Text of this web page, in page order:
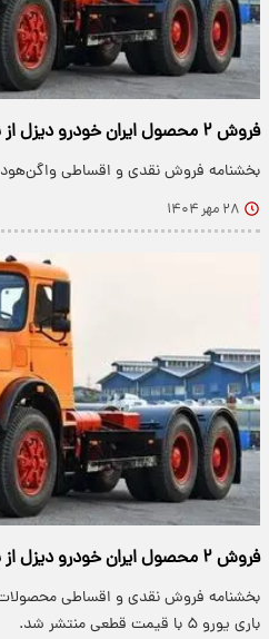
فروش ۲ محصول ایران خودرو دیزل از سه‌شنبه ۲۹ مهر
بخشنامه فروش نقدی و اقساطی واگن‌هود ۱۹۳۰ منتشر شد
۲۸ مهر ۱۴۰۴
فروش ۲ محصول ایران خودرو دیزل از سه‌شنبه ۲۹ مهر
باری یورو ۵ با قیمت قطعی منتشر شد.